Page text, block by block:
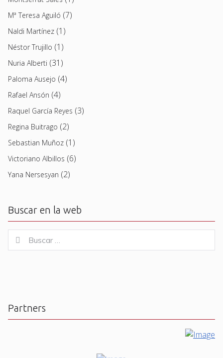
Mª Teresa Aguiló (7)
Naldi Martínez (1)
Néstor Trujillo (1)
Nuria Alberti (31)
Paloma Ausejo (4)
Rafael Ansón (4)
Raquel García Reyes (3)
Regina Buitrago (2)
Sebastian Muñoz (1)
Victoriano Albillos (6)
Yana Nersesyan (2)
Buscar en la web
for:
Buscar
Partners